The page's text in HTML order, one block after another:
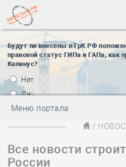
Будут ли внесены в ГрК РФ
правовой статус ГИПа и ГАПа, как
Капинус?
Нет
Да
Меню портала
/
Все новости
России